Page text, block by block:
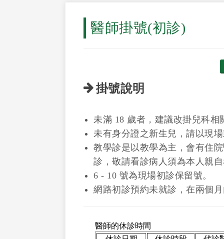
醫師掛號(初診)
掛號說明
未滿 18 歲者，建議改掛兒科相
未有身分證之新生兒，請以現
教學診是以教學為主，會有住
診，敬請看診病人須為本人親
6 - 10 號為現場初診保留號。
網路初診預約未就診，在兩個